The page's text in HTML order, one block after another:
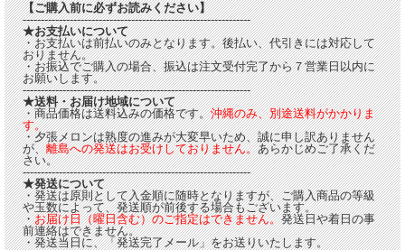
【ご購入前に必ずお読みください】
---------------------------------------------------------------
★お支払いについて
・お支払いは前払いのみとなります。後払い、代引きには対応して
おりません。
・お振込でご購入の場合、振込は注文受付完了から７営業日以内に
お願いします。
---------------------------------------------------------------
★送料・お届け地域について
・商品価格は送料込みの価格です。沖縄のみ、別途送料がかかりま
す。
・夕張メロンは熟度の進みが大変早いため、誠に申し訳ありません
が、離島への発送はお受けしておりません。あらかじめご了承くだ
さい。
---------------------------------------------------------------
★発送について
・発送は原則として入金順に随時となりますが、ご購入商品の等級
や玉数によって、発送順が前後する場合もございます。
・お届け日（曜日含む）のご指定はできません。発送日や着日の事
前連絡はできません。
・発送当日に、「発送完了メール」をお送りいたします。